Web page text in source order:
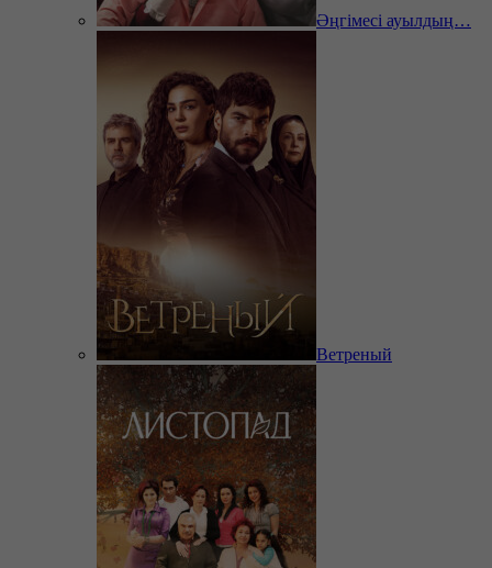
Әңгімесі ауылдың…
Ветреный